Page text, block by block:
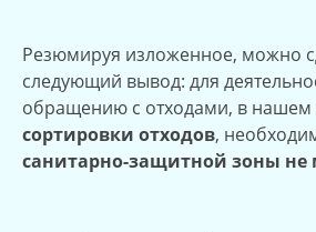
Резюмируя изложенное, можно
следующий вывод: для
обращению с отходами, в нашем
сортировки отходов,
санитарно-защитной зоны не